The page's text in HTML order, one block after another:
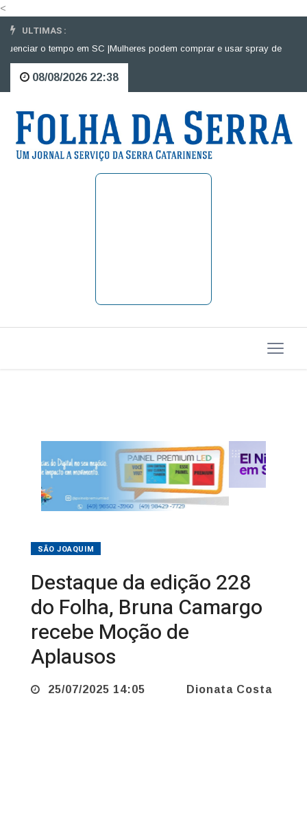
<
ULTIMAS :
o tempo em SC |Mulheres podem comprar e usar spray de pimenta
08/08/2026 22:38
Destaque da edição 228
do Folha, Bruna Camargo
recebe Moção de
Aplausos
25/07/2025 14:05